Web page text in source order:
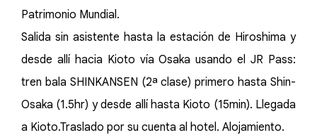
Patrimonio Mundial.
Salida sin asistente hasta la estación de Hiroshima y
desde allí hacia Kioto vía Osaka usando el JR Pass:
tren bala SHINKANSEN (2ª clase) primero hasta Shin-
Osaka (1.5hr) y desde allí hasta Kioto (15min). Llegada
a Kioto.Traslado por su cuenta al hotel. Alojamiento.